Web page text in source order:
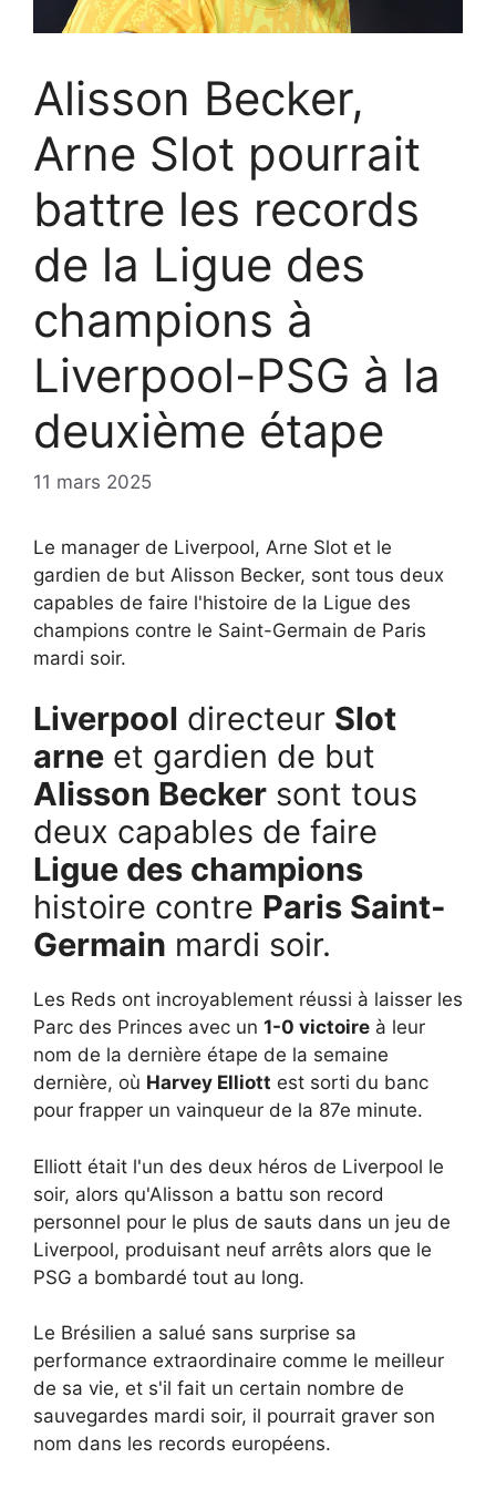
Alisson Becker,
Arne Slot pourrait
battre les records
de la Ligue des
champions à
Liverpool-PSG à la
deuxième étape
11 mars 2025
Le manager de Liverpool, Arne Slot et le
gardien de but Alisson Becker, sont tous deux
capables de faire l'histoire de la Ligue des
champions contre le Saint-Germain de Paris
mardi soir.
Liverpool directeur Slot
arne et gardien de but
Alisson Becker sont tous
deux capables de faire
Ligue des champions
histoire contre Paris Saint-
Germain mardi soir.
Les Reds ont incroyablement réussi à laisser les
Parc des Princes avec un 1-0 victoire à leur
nom de la dernière étape de la semaine
dernière, où Harvey Elliott est sorti du banc
pour frapper un vainqueur de la 87e minute.
Elliott était l'un des deux héros de Liverpool le
soir, alors qu'Alisson a battu son record
personnel pour le plus de sauts dans un jeu de
Liverpool, produisant neuf arrêts alors que le
PSG a bombardé tout au long.
Le Brésilien a salué sans surprise sa
performance extraordinaire comme le meilleur
de sa vie, et s'il fait un certain nombre de
sauvegardes mardi soir, il pourrait graver son
nom dans les records européens.